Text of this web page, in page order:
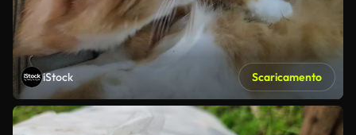
iStock Scaricamento